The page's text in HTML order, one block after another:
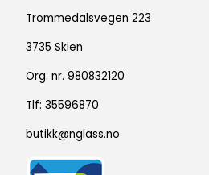
Trommedalsvegen 223
3735 Skien
Org. nr. 980832120
Tlf: 35596870
butikk@nglass.no